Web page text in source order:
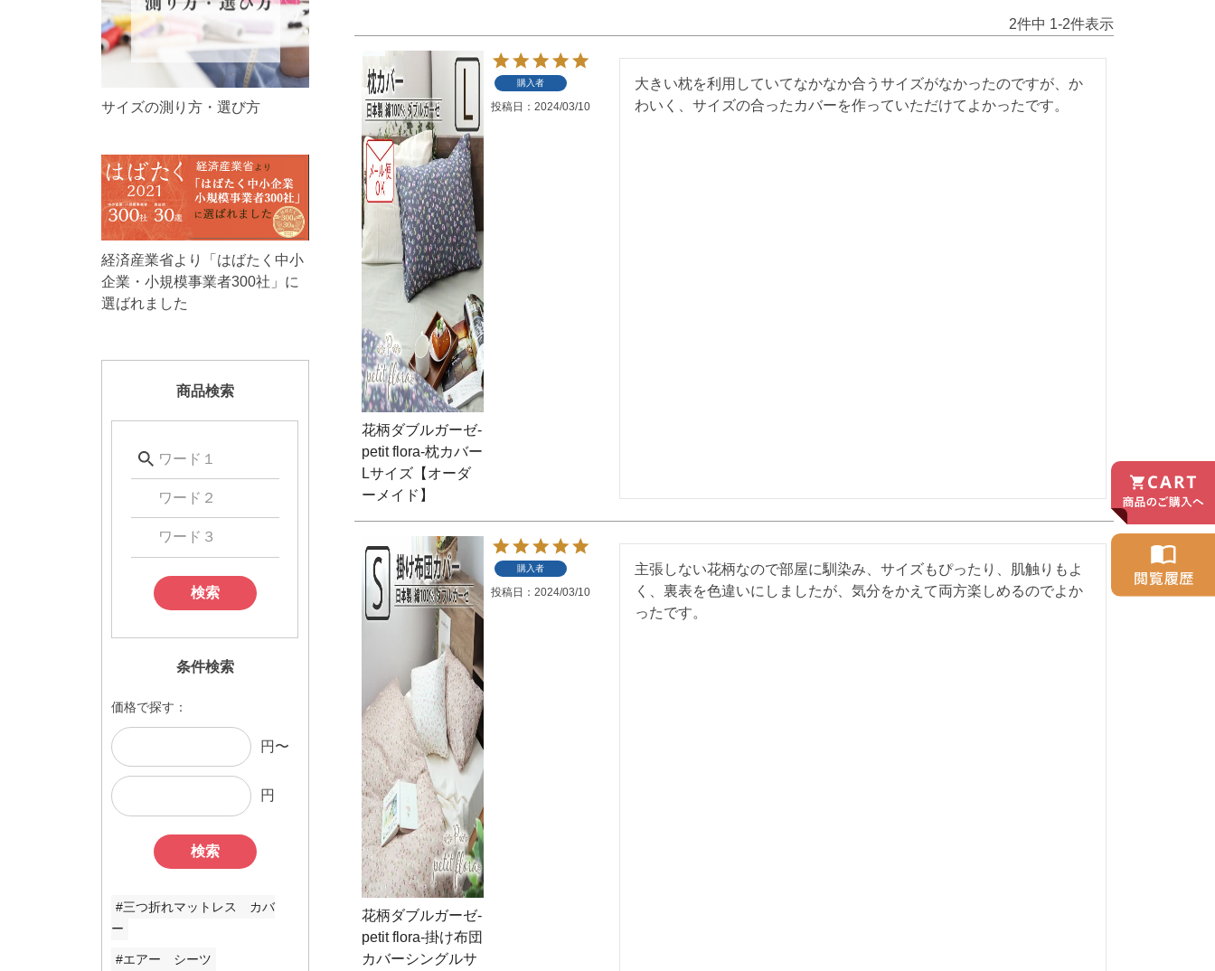
サイズの測り方・選び方
経済産業省より「はばたく中小
企業・小規模事業者300社」に
選ばれました
商品検索
検索
条件検索
価格で探す：
円〜
円
検索
#三つ折れマットレス カバ
ー
#エアー シーツ
2件中 1-2件表示
花柄ダブルガーゼ-
petit flora-枕カバー
Lサイズ【オーダ
ーメイド】
購入者
投稿日 2024/03/10
大きい枕を利用していてなかなか合うサイズがなかったのですが、か
わいく、サイズの合ったカバーを作っていただけてよかったです。
花柄ダブルガーゼ-
petit flora-掛け布団
カバーシングルサ
購入者
投稿日 2024/03/10
主張しない花柄なので部屋に馴染み、サイズもぴったり、肌触りもよ
く、裏表を色違いにしましたが、気分をかえて両方楽しめるのでよか
ったです。